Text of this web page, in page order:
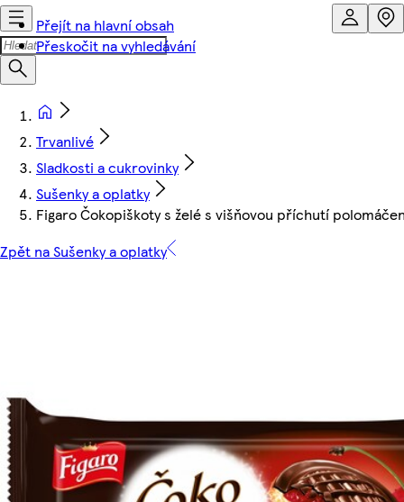
Přejít na hlavní obsah
Přeskočit na vyhledávání
Trvanlivé
Sladkosti a cukrovinky
Sušenky a oplatky
Figaro Čokopiškoty s želé s višňovou příchutí
Zpět na Sušenky a oplatky